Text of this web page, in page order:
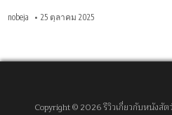
nobeja 25 ตุลาคม 2025
Copyright © 2026 รีวิวเกี่ยวกับหนังสั